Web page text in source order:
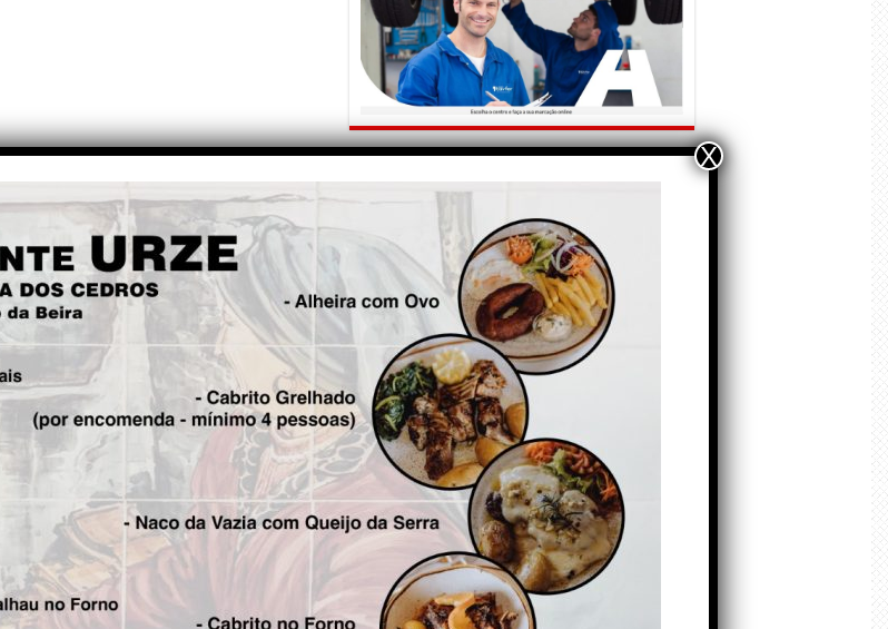
Matraquilhos… Autor:
Fernando Roldão
6 de Agosto de 2026
A marca Sporting em
todo o mundo está a
crescer atrás de
Ronaldo. Autor: Paulo
Freitas do Amaral
5 de Agosto de 2026
Falso crescimento…
Autor: Nuno Pereira
1 de Agosto de 2026
Tadei Pogacar vence o
“Tour” – A “Volta a
França em Bicicleta”
pela quinta vez! Autor:
João Dinis
X